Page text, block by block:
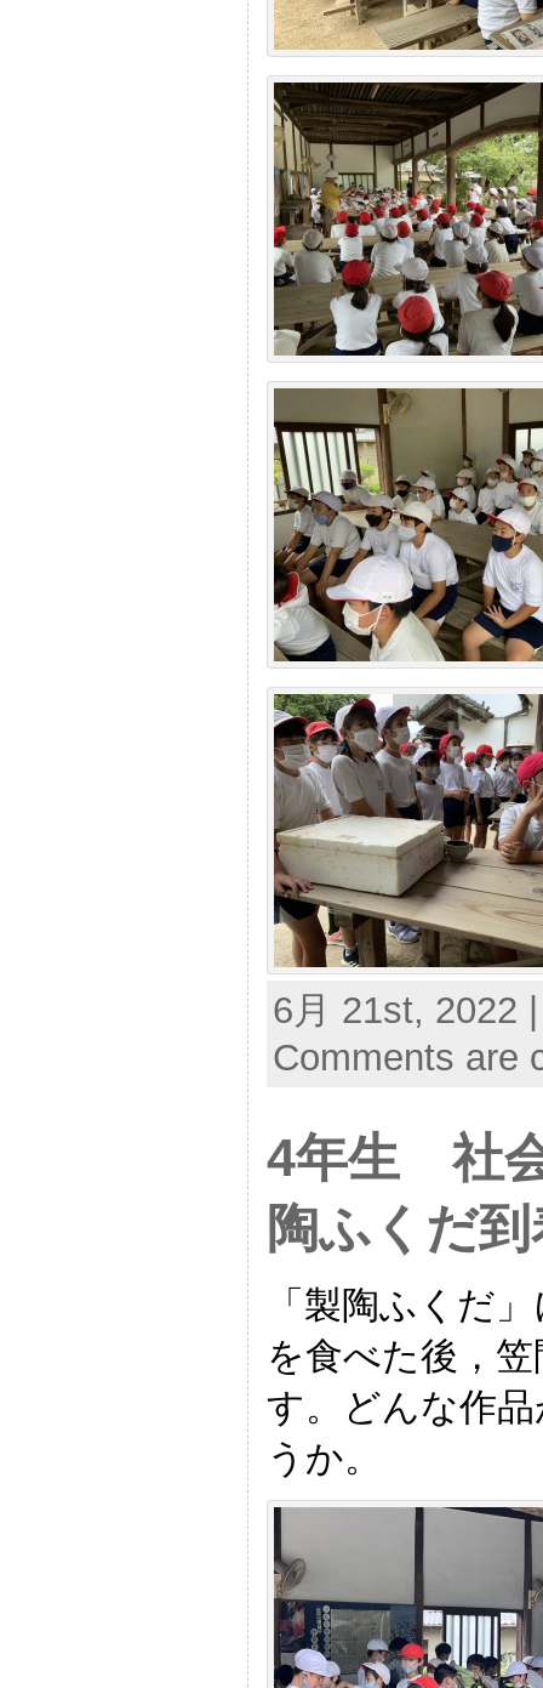
6月 21st, 2022
Comments are
4年生 社
陶ふくだ
「製陶ふくだ
を食べた後，
す。どんな作
うか。